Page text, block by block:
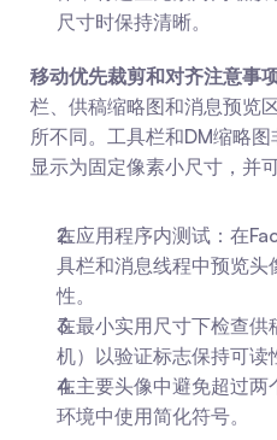
尺寸时保持清晰。
移动优先裁剪和对齐注意事项
栏、供稿缩略图和消息预览
所不同。工具栏和DM缩略
显示为固定像素小尺寸，并
在应用程序内测试：在
具栏和消息线程中预览
性。
在最小实用尺寸下检查
机）以验证标志保持可读
在主要头像中避免超过
环境中使用简化符号。